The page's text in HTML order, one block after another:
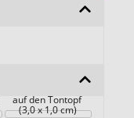
auf den Tontopf
(3,0 x 1,0 cm)